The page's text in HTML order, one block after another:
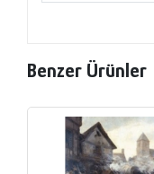
Benzer Ürünler